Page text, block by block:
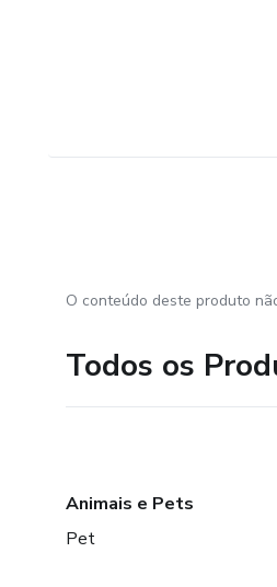
O conteúdo deste produto
Todos os
Animais e Pets
Pet